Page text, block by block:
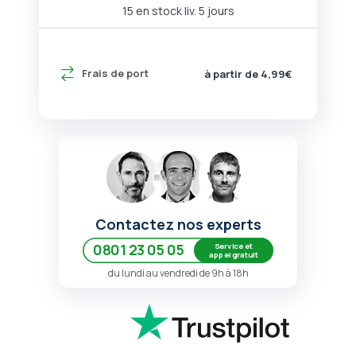
15 en stock liv. 5 jours
Frais de port à partir de 4,99€
Contactez nos experts
0801 23 05 05
Service et
appel gratuit
du lundi au vendredi de 9h à 18h